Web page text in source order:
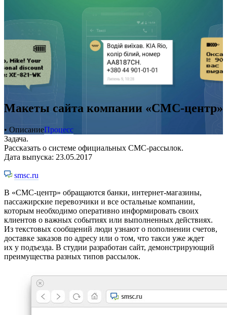
Макеты сайта компании «СМС-центр»
• ОписаниеПроцесс
Задача.
Рассказать о системе официальных СМС-рассылок.
Дата выпуска: 23.05.2017
smsc.ru
В «СМС-центр» обращаются банки, интернет-магазины,
пассажирские перевозчики и все остальные компании,
которым необходимо оперативно информировать своих
клиентов о важных событиях или выполненных действиях.
Из текстовых сообщений люди узнают о пополнении счетов,
доставке заказов по адресу или о том, что такси уже ждет
их у подъезда. В студии разработан сайт, демонстрирующий
преимущества разных типов рассылок.